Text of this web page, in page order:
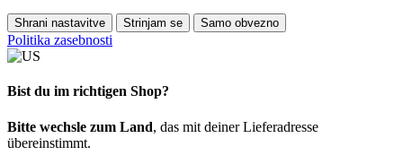
Shrani nastavitve Strinjam se Samo obvezno
Politika zasebnosti
Bist du im richtigen Shop?
Bitte wechsle zum Land, das mit deiner Lieferadresse
übereinstimmt.